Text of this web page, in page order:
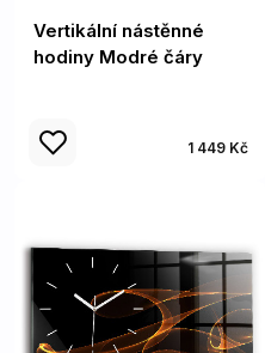
Vertikální nástěnné
hodiny Modré čáry
1 449 Kč